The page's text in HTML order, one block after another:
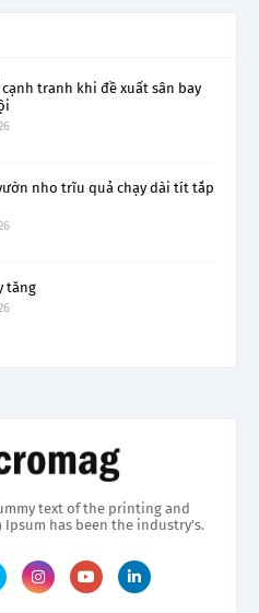
tranh khi đề xuất sân bay
nho trĩu quả chạy dài tít tắp
tăng
text of the printing and
has been the industry's.